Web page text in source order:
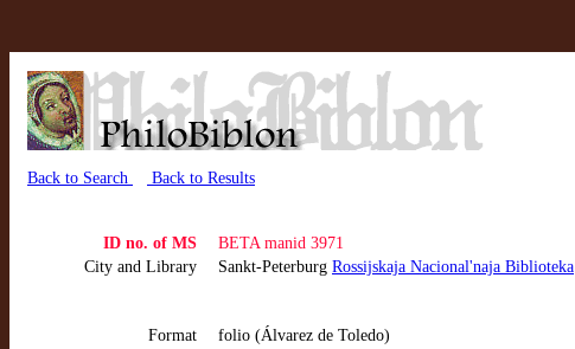
Back to Search Back to Results
ID no. of MS
BETA manid 3971
City and Library
Sankt-Peterburg Rossijskaja Nacional'naja Biblioteka
Format
folio (Álvarez de Toledo)